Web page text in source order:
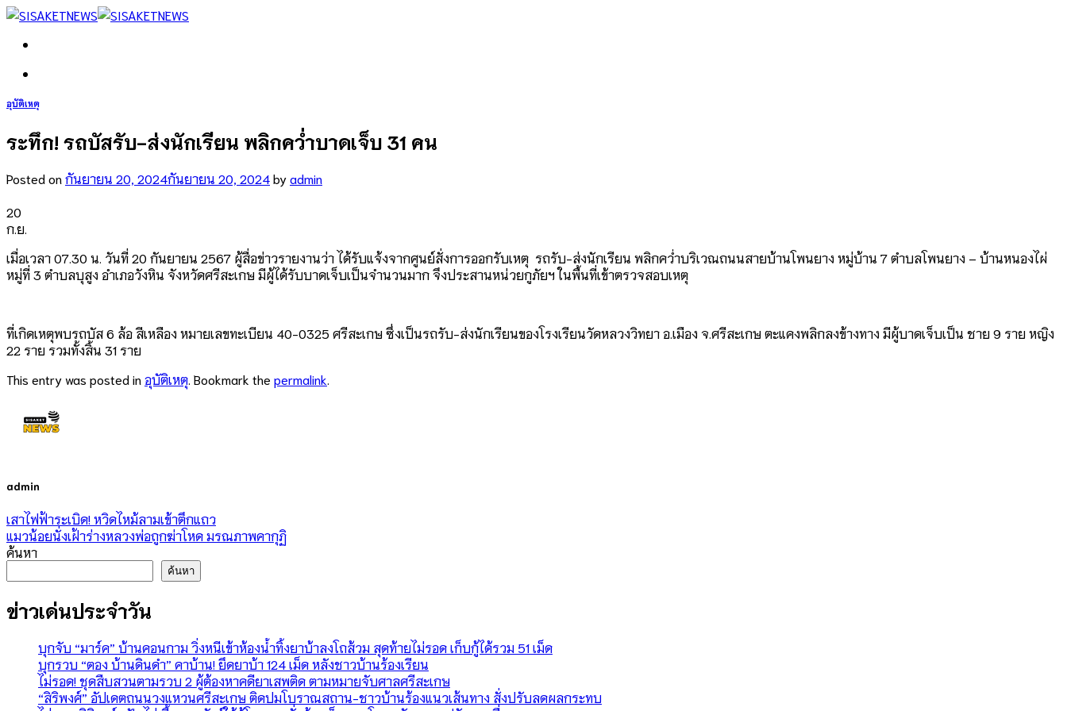
Skip
content
อุบัติเหตุ
ระทึก! รถบัสรับ-ส่งนักเรียน พลิกคว่ำบาดเจ็บ 31 คน
Posted onกันยายน 20, 2024กันยายน 20, 2024byadmin
20
ก.ย.
เมื่อเวลา 07.30 น. วันที่ 20 กันยายน 2567 ผู้สื่อข่าวรายงานว่า ได้รับแจ้งจากศูนย์สั่งการออกรับเหตุ รถรับ-ส่งนักเรียน พลิกคว่ำบริเวณถนนสายบ้านโพนยาง หมู่บ้าน 7 ตำบลโพนยาง – บ้านหนองไผ่
หมู่ที่ 3 ตำบลบุสูง อำเภอวังหิน จังหวัดศรีสะเกษ มีผู้ได้รับบาดเจ็บเป็นจำนวนมาก จึงประสานหน่วยกูภัยฯ ในพื้นที่เข้าตรวจสอบเหตุ
ที่เกิดเหตุพบรถบัส 6 ล้อ สีเหลือง หมายเลขทะเบียน 40-0325 ศรีสะเกษ ซึ่งเป็นรถรับ-ส่งนักเรียนของโรงเรียนวัดหลวงวิทยา อ.เมือง จ.ศรีสะเกษ ตะแคงพลิกลงข้างทาง มีผู้บาดเจ็บเป็น ชาย 9 ราย หญิง
22 ราย รวมทั้งสิ้น 31 ราย
This entry was posted inอุบัติเหตุ . Bookmark the permalink
admin
เสาไฟฟ้าระเบิด! หวิดไหม้ลามเข้าตึกแถว
แมวน้อยนั่งเฝ้าร่างหลวงพ่อถูกฆ่าโหด มรณภาพคากุฏิ
ค้นหา
ค้นหา
ข่าวเด่นประจำวัน
บุกจับ “มาร์ค” บ้านคอนกาม วิ่งหนีเข้าห้องน้ำทิ้งยาบ้าลงโถส้วม สุดท้ายไม่รอด เก็บกู้ได้รวม 51 เม็ด
บุกรวบ “ตอง บ้านดินดำ” คาบ้าน! ยึดยาบ้า 124 เม็ด หลังชาวบ้านร้องเรียน
ไม่รอด! ชุดสืบสวนตามรวบ 2 ผู้ต้องหาคดียาเสพติด ตามหมายจับศาลศรีสะเกษ
“สิริพงศ์” อัปเดตถนนวงแหวนศรีสะเกษ ติดปมโบราณสถาน-ชาวบ้านร้องแนวเส้นทาง สั่งปรับลดผลกระทบ